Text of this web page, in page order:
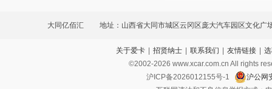
大同亿佰汇 地址：山西省大同市城区云冈区庞大汽车园区文化广
关于爱卡 | 招贤纳士 | 联系我们 | 友情链接 |
©2002-2026 www.xcar.com.cn All rights
沪ICP备2026012155号-1
沪公网